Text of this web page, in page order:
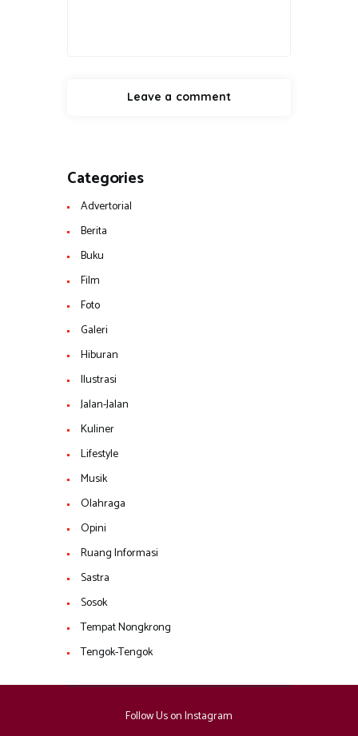
Categories
Advertorial
Berita
Buku
Film
Foto
Galeri
Hiburan
Ilustrasi
Jalan-Jalan
Kuliner
Lifestyle
Musik
Olahraga
Opini
Ruang Informasi
Sastra
Sosok
Tempat Nongkrong
Tengok-Tengok
Follow Us on Instagram